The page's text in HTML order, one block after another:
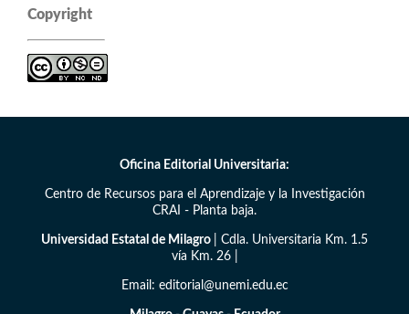
Copyright
Oficina Editorial Universitaria:
Centro de Recursos para el Aprendizaje y la Investigación
CRAI - Planta baja.
Universidad Estatal de Milagro
| Cdla. Universitaria Km. 1.5
vía Km. 26 |
Email: editorial@unemi.edu.ec